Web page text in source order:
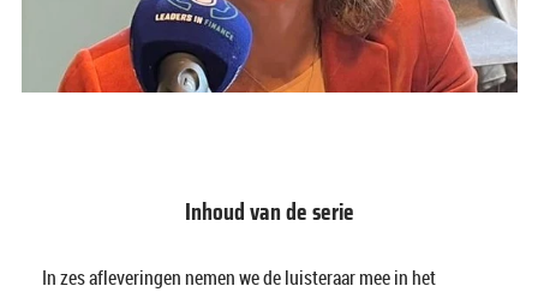
Inhoud van de serie
In zes afleveringen nemen we de luisteraar mee in het